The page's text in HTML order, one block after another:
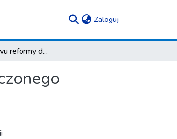
Zaloguj
Analiza wpływu reformy dewolucyjnej na kształt Zjednoczonego Królestwa Wielkiej Brytanii i Irlandii Północnej